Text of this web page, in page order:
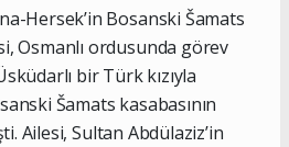
Hersek’in Bosanski Šamats
Osmanlı ordusunda görev
bir Türk kızıyla
Šamats kasabasının
Ailesi, Sultan Abdülaziz’in